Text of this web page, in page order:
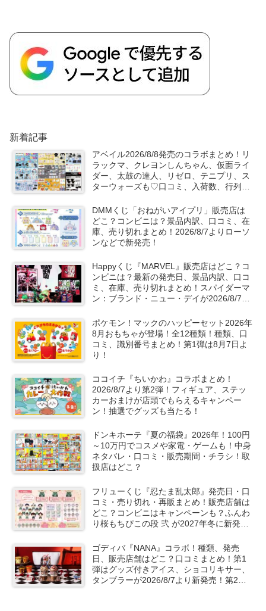
新着記事
アベイル2026/8/8発売のコラボまとめ！リ
ラックマ、クレヨンしんちゃん、仮面ライ
ダー、太鼓の達人、リゼロ、テニプリ、ス
ターウォーズも♡口コミ、入荷数、行列、
DMMくじ「おねがいアイプリ」販売店は
どこ？コンビニは？景品内訳、口コミ、在
庫、売り切れまとめ！2026/8/7よりローソ
ンなどで新発売！
Happyくじ『MARVEL』販売店はどこ？コ
ンビニは？最新の発売日、景品内訳、口コ
ミ、在庫、売り切れまとめ！スパイダーマ
ン：ブランド・ニュー・デイが2026/8/7よ
ポケモン！マックのハッピーセット2026年
8月おもちゃが登場！全12種類！種類、口
コミ、識別番号まとめ！第1弾は8月7日よ
り！
ココイチ『ちいかわ』コラボまとめ！
2026/8/7より第2弾！フィギュア、ステッ
カーおまけが店頭でもらえるキャンペー
ン！抽選でグッズも当たる！
ドンキホーテ『夏の福袋』2026年！100円
～10万円でコスメや家電・ゲームも！中身
ネタバレ・口コミ・販売期間・チラシ！取
扱店はどこ？
フリューくじ『忍たま乱太郎』発売日・口
コミ・売り切れ・再販まとめ！販売店舗は
どこ？コンビニはキャンペーンも？ふんわ
り桜もちぴこの段 弐 が2027年冬に新発
ゴディバ『NANA』コラボ！種類、発売
日、販売店舗はどこ？口コミまとめ！第1
弾はグッズ付きアイス、ショコリキサー、
タンブラーが2026/8/7より新発売！第2弾